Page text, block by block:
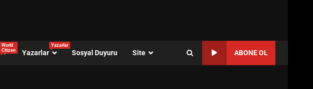
World
Citizen
Yazarlar
Yazarlar
Sosyal Duyuru Site ABONE OL